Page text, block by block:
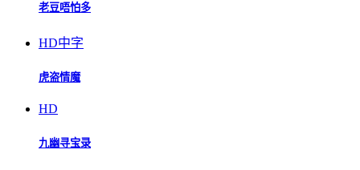
老豆唔怕多
HD中字
虎盗情魔
HD
九幽寻宝录